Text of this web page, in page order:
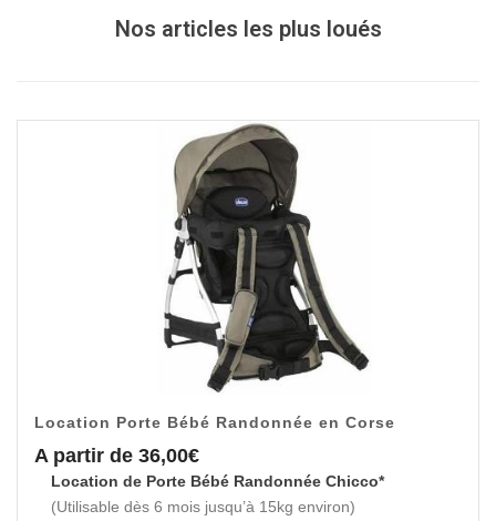
Nos articles les plus loués
Location Porte Bébé Randonnée en Corse
A partir de 36,00€
Location de Porte Bébé Randonnée Chicco*
(Utilisable dès 6 mois jusqu’à 15kg environ)